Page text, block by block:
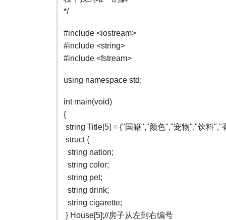
*/
#include <iostream>
#include <string>
#include <fstream>
using namespace std;
int main(void)
{
string Title[5] = {"国籍","颜色","宠物","饮料","
struct {
string nation;
string color;
string pet;
string drink;
string cigarette;
} House[5];//房子从左到右编号